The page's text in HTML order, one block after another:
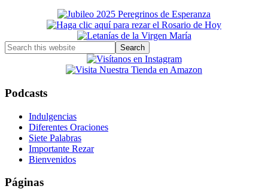
Primary
Sidebar
Search
this
Podcasts
Indulgencias
Diferentes Oraciones
Siete Palabras
Importante Rezar
Bienvenidos
Páginas